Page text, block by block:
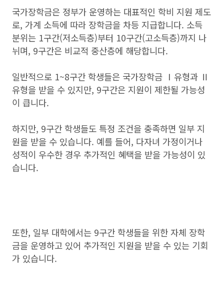
국가장학금은 정부가 운영하는 대표적인 학비 지원 제도
로, 가계 소득에 따라 장학금을 차등 지급합니다. 소득
분위는 1구간(저소득층)부터 10구간(고소득층)까지 나
뉘며, 9구간은 비교적 중산층에 해당합니다.
일반적으로 1~8구간 학생들은 국가장학금 Ⅰ유형과 Ⅱ
유형을 받을 수 있지만, 9구간은 지원이 제한될 가능성
이 큽니다.
하지만, 9구간 학생들도 특정 조건을 충족하면 일부 지
원을 받을 수 있습니다. 예를 들어, 다자녀 가정이거나
성적이 우수한 경우 추가적인 혜택을 받을 가능성이 있
습니다.
또한, 일부 대학에서는 9구간 학생들을 위한 자체 장학
금을 운영하고 있어 추가적인 지원을 받을 수 있는 기회
가 있습니다.